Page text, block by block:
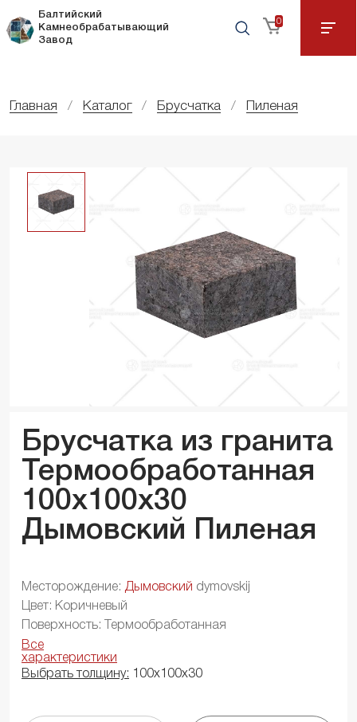
Балтийский
Камнеобрабатывающий
Завод
0
Главная Каталог Брусчатка Пиленая
Брусчатка из гранита
Термообработанная
100x100x30
Дымовский Пиленая
Месторождение: Дымовский dymovskij
Цвет: Коричневый
Поверхность: Термообработанная
Все
характеристики
Выбрать толщину: 100х100х30